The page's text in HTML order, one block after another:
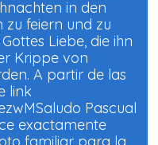
in den
zu feiern und zu
Liebe, die ihn
Krippe von
A partir de las
link
Pascual
exactamente
familiar para la